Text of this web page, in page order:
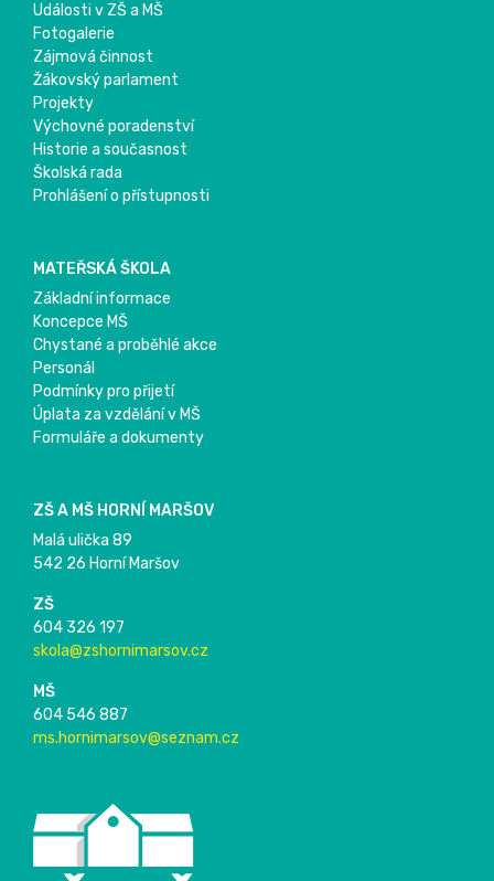
Události v ZŠ a MŠ
Fotogalerie
Zájmová činnost
Žákovský parlament
Projekty
Výchovné poradenství
Historie a současnost
Školská rada
Prohlášení o přístupnosti
MATEŘSKÁ ŠKOLA
Základní informace
Koncepce MŠ
Chystané a proběhlé akce
Personál
Podmínky pro přijetí
Úplata za vzdělání v MŠ
Formuláře a dokumenty
ZŠ A MŠ HORNÍ MARŠOV
Malá ulička 89
542 26 Horní Maršov
ZŠ
604 326 197
skola@zshornimarsov.cz
MŠ
604 546 887
ms.hornimarsov@seznam.cz